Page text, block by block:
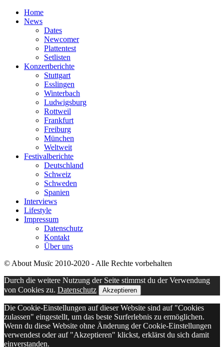
Home
News
Dates
Newcomer
Plattentest
Setlisten
Konzertberichte
Stuttgart
Esslingen
Winterbach
Ludwigsburg
Rottweil
Frankfurt
Freiburg
München
Weltweit
Festivalberichte
Deutschland
Schweiz
Schweden
Spanien
Interviews
Lifestyle
Impressum
Datenschutz
Kontakt
Über uns
© About Musïc 2010-2020 - Alle Rechte vorbehalten
Durch die weitere Nutzung der Seite stimmst du der Verwendung
von Cookies zu. Datenschutz Akzeptieren
Die Cookie-Einstellungen auf dieser Website sind auf "Cookies
zulassen" eingestellt, um das beste Surferlebnis zu ermöglichen.
Wenn du diese Website ohne Änderung der Cookie-Einstellungen
verwendest oder auf "Akzeptieren" klickst, erklärst du sich damit
einverstanden.